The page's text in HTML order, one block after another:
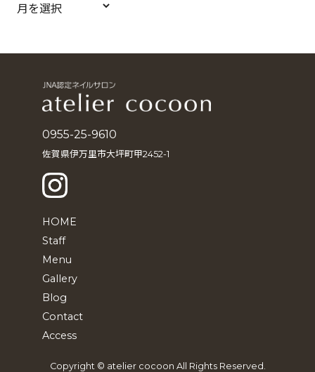
ア
0955-25-9610
佐賀県伊万里市大坪町甲2452-1
HOME
Staff
Menu
Gallery
Blog
Contact
Access
Copyright © atelier cocoon All Rights Reserved.